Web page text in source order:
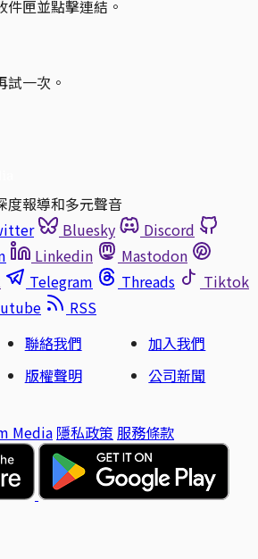
匣並點擊連結。
試一次。
度報導和多元聲音
Bluesky
Discord
Linkedin
Mastodon
Telegram Threads
Tiktok
RSS
聯絡我們
加入我們
版權聲明
公司新聞
Media 隱私政策 服務條款